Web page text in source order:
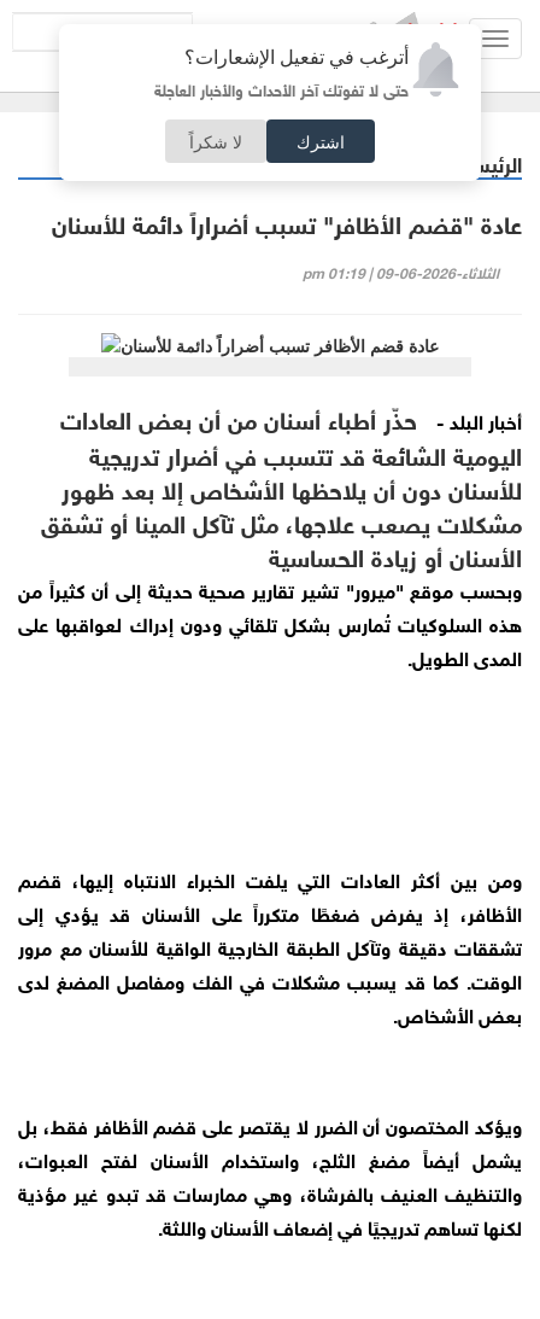
أترغب في تفعيل الإشعارات؟
حتى لا تفوتك آخر الأحداث والأخبار العاجلة
اشترك لا شكراً
الرئيسية
عادة "قضم الأظافر" تسبب أضراراً دائمة للأسنان
الثلاثاء-2026-06-09 | 01:19 pm
أخبار البلد -
حذّر أطباء أسنان من أن بعض العادات
اليومية الشائعة قد تتسبب في أضرار تدريجية
للأسنان دون أن يلاحظها الأشخاص إلا بعد ظهور
مشكلات يصعب علاجها، مثل تآكل المينا أو تشقق
الأسنان أو زيادة الحساسية
وبحسب موقع "ميرور" تشير تقارير صحية حديثة إلى أن كثيراً من
هذه السلوكيات تُمارس بشكل تلقائي ودون إدراك لعواقبها على
المدى الطويل.
ومن بين أكثر العادات التي يلفت الخبراء الانتباه إليها، قضم
الأظافر، إذ يفرض ضغطًا متكرراً على الأسنان قد يؤدي إلى
تشققات دقيقة وتآكل الطبقة الخارجية الواقية للأسنان مع مرور
الوقت. كما قد يسبب مشكلات في الفك ومفاصل المضغ لدى
بعض الأشخاص.
ويؤكد المختصون أن الضرر لا يقتصر على قضم الأظافر فقط، بل
يشمل أيضاً مضغ الثلج، واستخدام الأسنان لفتح العبوات،
والتنظيف العنيف بالفرشاة، وهي ممارسات قد تبدو غير مؤذية
لكنها تساهم تدريجيًا في إضعاف الأسنان واللثة.